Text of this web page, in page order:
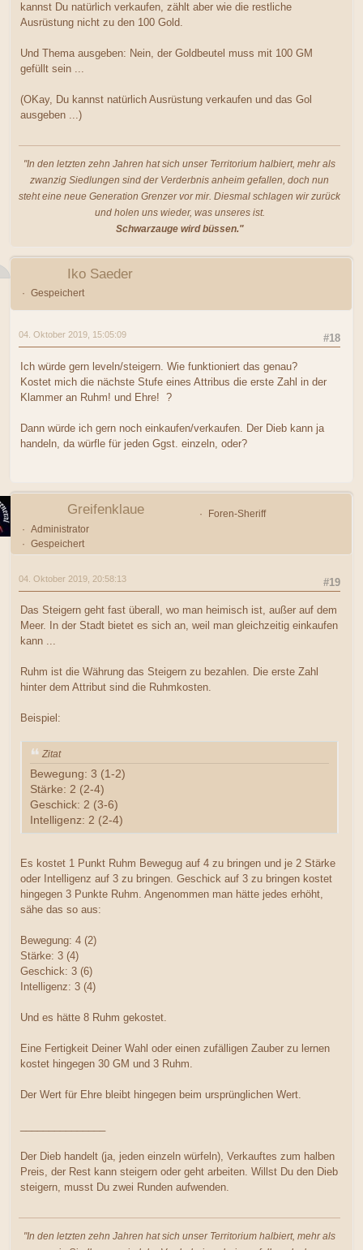
kannst Du natürlich verkaufen, zählt aber wie die restliche
Ausrüstung nicht zu den 100 Gold.
Und Thema ausgeben: Nein, der Goldbeutel muss mit 100 GM
gefüllt sein ...
(OKay, Du kannst natürlich Ausrüstung verkaufen und das Gol
ausgeben ...)
"In den letzten zehn Jahren hat sich unser Territorium halbiert, mehr als
zwanzig Siedlungen sind der Verderbnis anheim gefallen, doch nun
steht eine neue Generation Grenzer vor mir. Diesmal schlagen wir zurück
und holen uns wieder, was unseres ist.
Schwarzauge wird büssen."
Iko Saeder
Gespeichert
#18
04. Oktober 2019, 15:05:09
Ich würde gern leveln/steigern. Wie funktioniert das genau?
Kostet mich die nächste Stufe eines Attribus die erste Zahl in der
Klammer an Ruhm! und Ehre! ?
Dann würde ich gern noch einkaufen/verkaufen. Der Dieb kann ja
handeln, da würfle für jeden Ggst. einzeln, oder?
Greifenklaue
Foren-Sheriff
Administrator
Gespeichert
#19
04. Oktober 2019, 20:58:13
Das Steigern geht fast überall, wo man heimisch ist, außer auf dem
Meer. In der Stadt bietet es sich an, weil man gleichzeitig einkaufen
kann ...
Ruhm ist die Währung das Steigern zu bezahlen. Die erste Zahl
hinter dem Attribut sind die Ruhmkosten.
Beispiel:
Zitat
Bewegung: 3 (1-2)
Stärke: 2 (2-4)
Geschick: 2 (3-6)
Intelligenz: 2 (2-4)
Es kostet 1 Punkt Ruhm Bewegug auf 4 zu bringen und je 2 Stärke
oder Intelligenz auf 3 zu bringen. Geschick auf 3 zu bringen kostet
hingegen 3 Punkte Ruhm. Angenommen man hätte jedes erhöht,
sähe das so aus:
Bewegung: 4 (2)
Stärke: 3 (4)
Geschick: 3 (6)
Intelligenz: 3 (4)
Und es hätte 8 Ruhm gekostet.
Eine Fertigkeit Deiner Wahl oder einen zufälligen Zauber zu lernen
kostet hingegen 30 GM und 3 Ruhm.
Der Wert für Ehre bleibt hingegen beim ursprünglichen Wert.
Der Dieb handelt (ja, jeden einzeln würfeln), Verkauftes zum halben
Preis, der Rest kann steigern oder geht arbeiten. Willst Du den Dieb
steigern, musst Du zwei Runden aufwenden.
"In den letzten zehn Jahren hat sich unser Territorium halbiert, mehr als